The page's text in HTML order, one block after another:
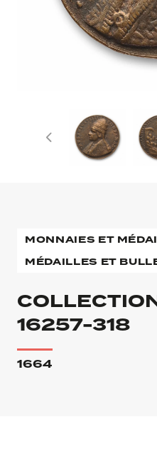
MONNAIES ET
MÉDAILLES ET
16257-318
1664